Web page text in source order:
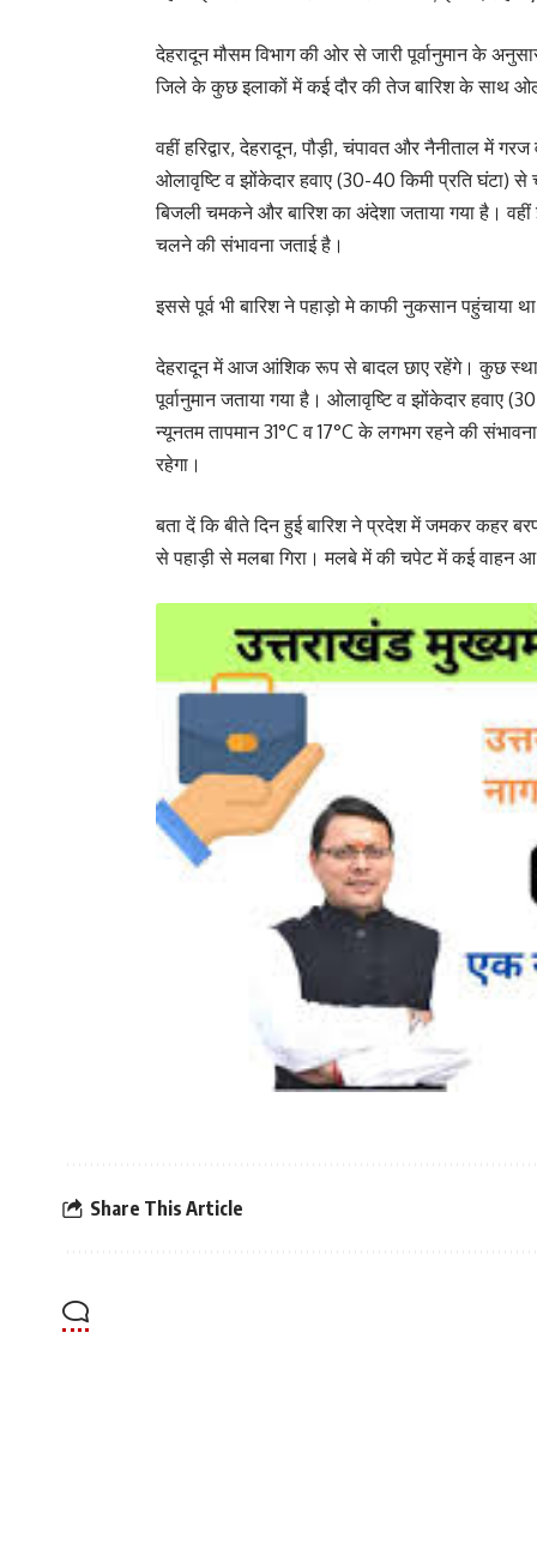
देहरादून मौसम विभाग की ओर से जारी पूर्वानुमान के
जिले के कुछ इलाकों में कई दौर की तेज बारिश के साथ
वहीं हरिद्वार, देहरादून, पौड़ी, चंपावत और नैनीताल में
ओलावृष्टि व झोंकेदार हवाए (30-40 किमी प्रति घंटा)
बिजली चमकने और बारिश का अंदेशा जताया गया है।
चलने की संभावना जताई है।
इससे पूर्व भी बारिश ने पहाड़ो मे काफी नुकसान
देहरादून में आज आंशिक रूप से बादल छाए रहेंगे। कुछ
पूर्वानुमान जताया गया है। ओलावृष्टि व झोंकेदार
न्यूनतम तापमान 31°C व 17°C के लगभग रहने की
रहेगा।
बता दें कि बीते दिन हुई बारिश ने प्रदेश में जमकर कहर
से पहाड़ी से मलबा गिरा। मलबे में की चपेट में कई
Share This Article